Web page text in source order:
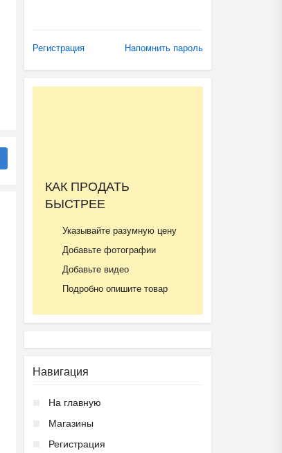
Регистрация Напомнить пароль
КАК ПРОДАТЬ
БЫСТРЕЕ
Указывайте разумную цену
Добавьте фотографии
Добавьте видео
Подробно опишите товар
Навигация
На главную
Магазины
Регистрация